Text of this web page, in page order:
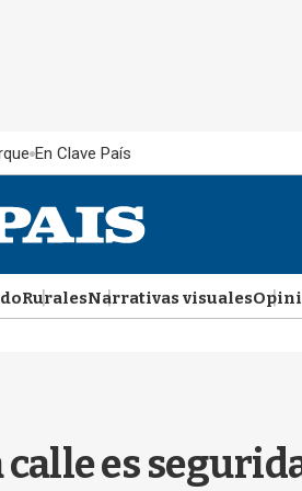
En Clave País
RuralesNarrativas visuales
es